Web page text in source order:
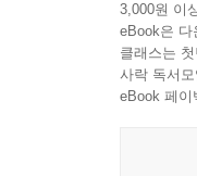
3,000원 이
eBook은 다
클래스는
사락 독서
eBook 페이